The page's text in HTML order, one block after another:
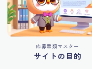
応募書類マスター
サイトの目的